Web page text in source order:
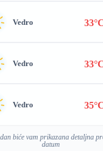
Vedro
Vedro
Vedro
biće vam prikazana detaljna
datum